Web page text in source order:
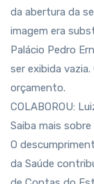
da abertura da
imagem era
Palácio Pedro
ser exibida
orçamento.
COLABOROU:
Saiba mais
O
da Saúde